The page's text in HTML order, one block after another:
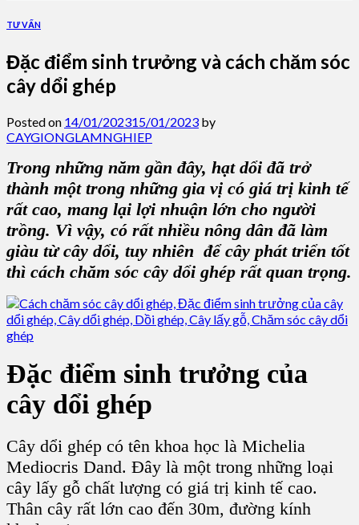
TƯ VẤN
Đặc điểm sinh trưởng và cách chăm sóc
cây dổi ghép
Posted on 14/01/202315/01/2023 by
CAYGIONGLAMNGHIEP
Trong những năm gần đây, hạt dổi đã trở
thành một trong những gia vị có giá trị kinh tế
rất cao, mang lại lợi nhuận lớn cho người
trồng. Vì vậy, có rất nhiều nông dân đã làm
giàu từ cây dổi, tuy nhiên để cây phát triển tốt
thì cách chăm sóc cây dổi ghép rất quan trọng.
Đặc điểm sinh trưởng của
cây dổi ghép
Cây dổi ghép có tên khoa học là Michelia
Mediocris Dand. Đây là một trong những loại
cây lấy gỗ chất lượng có giá trị kinh tế cao.
Thân cây rất lớn cao đến 30m, đường kính